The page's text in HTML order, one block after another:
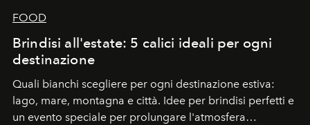
FOOD
Brindisi all'estate: 5 calici ideali per ogni
destinazione
Quali bianchi scegliere per ogni destinazione estiva:
lago, mare, montagna e città. Idee per brindisi perfetti e
un evento speciale per prolungare l'atmosfera